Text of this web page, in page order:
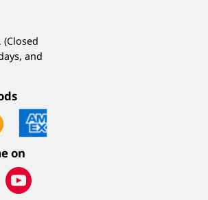
(Closed
and
on